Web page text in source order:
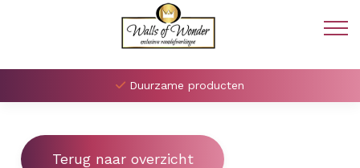
Duurzame producten
Terug naar overzicht